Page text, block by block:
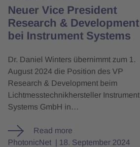
Neuer Vice President
Research & Development
bei Instrument Systems
Dr. Daniel Winters übernimmt zum 1.
August 2024 die Position des VP
Research & Development beim
Lichtmesstechnikhersteller Instrument
Systems GmbH in…
Read more
PhotonicNet
18. September 2024